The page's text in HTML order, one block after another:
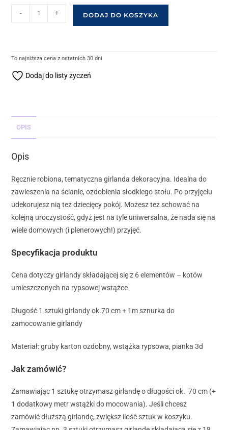
- + DODAJ DO KOSZYKA
To najniższa cena z ostatnich 30 dni
Dodaj do listy życzeń
OPIS
Opis
Ręcznie robiona, tematyczna girlanda dekoracyjna. Idealna do
zawieszenia na ścianie, ozdobienia słodkiego stołu. Po przyjęciu
udekorujesz nią też dziecięcy pokój. Możesz też schować na
kolejną uroczystość, gdyż jest na tyle uniwersalna, że nada się na
wiele domowych (i plenerowych!) przyjęć.
Specyfikacja produktu
Cena dotyczy girlandy składającej się z 6 elementów – kotów
umieszczonych na rypsowej wstążce
Długość 1 sztuki girlandy ok.70 cm + 1m sznurka do
zamocowanie girlandy
Materiał: gruby karton ozdobny, wstążka rypsowa, pianka 3d
Jak zamówić?
Zamawiając 1 sztukę otrzymasz girlandę o długości ok. 70 cm (+
1 dodatkowy metr wstążki do mocowania). Jeśli chcesz
zamówić dłuższą girlandę, zwiększ ilość sztuk w koszyku.